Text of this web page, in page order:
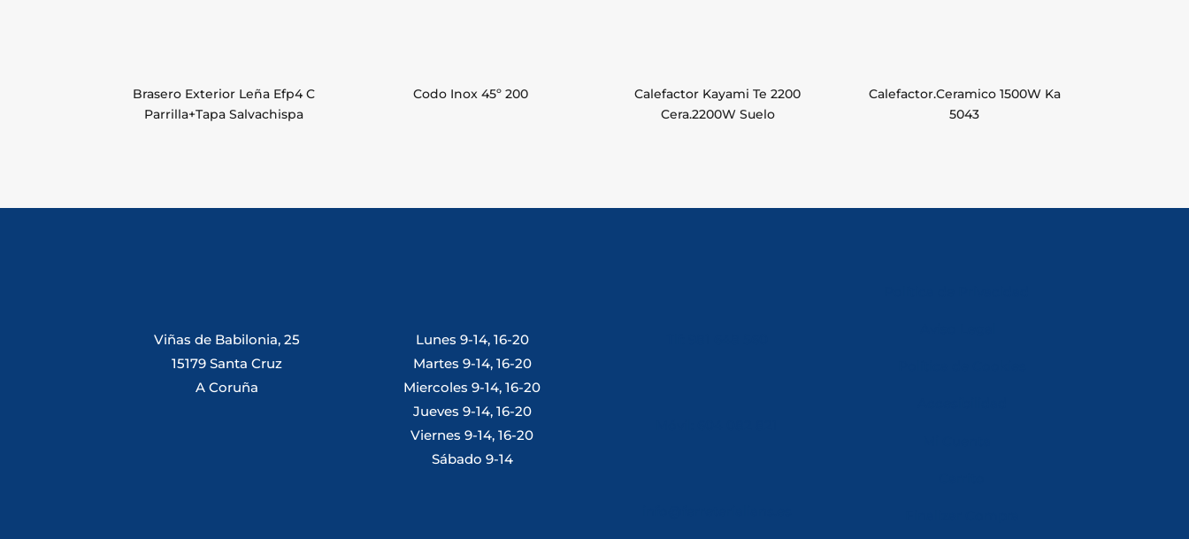
Brasero Exterior Leña Efp4 C
Parrilla+Tapa Salvachispa
Codo Inox 45º 200
Calefactor Kayami Te 2200
Cera.2200W Suelo
Calefactor.Ceramico 1500W Ka
5043
Viñas de Babilonia, 25
15179 Santa Cruz
A Coruña
Lunes 9-14, 16-20
Martes 9-14, 16-20
Miercoles 9-14, 16-20
Jueves 9-14, 16-20
Viernes 9-14, 16-20
Sábado 9-14